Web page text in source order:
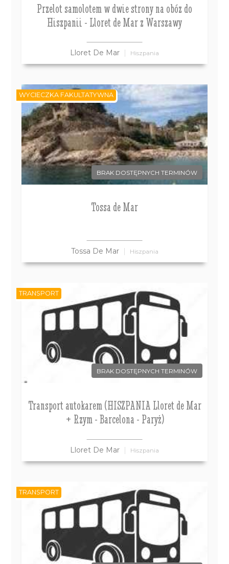
Przelot samolotem w dwie strony na obóz do
Hiszpanii - Lloret de Mar z Warszawy
Lloret De Mar Hiszpania
BRAK DOSTĘPNYCH TERMINÓW
Tossa de Mar
Tossa De Mar Hiszpania
WYCIECZKA FAKULTATYWNA
BRAK DOSTĘPNYCH TERMINÓW
Transport autokarem (HISZPANIA Lloret de Mar
+ Rzym - Barcelona - Paryż)
Lloret De Mar Hiszpania
TRANSPORT
TRANSPORT